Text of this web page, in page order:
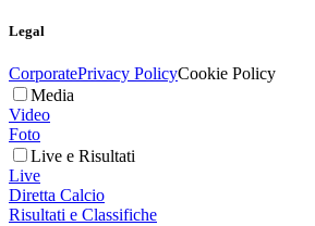
Legal
CorporatePrivacy PolicyCookie Policy
Media
Video
Foto
Live e Risultati
Live
Diretta Calcio
Risultati e Classifiche